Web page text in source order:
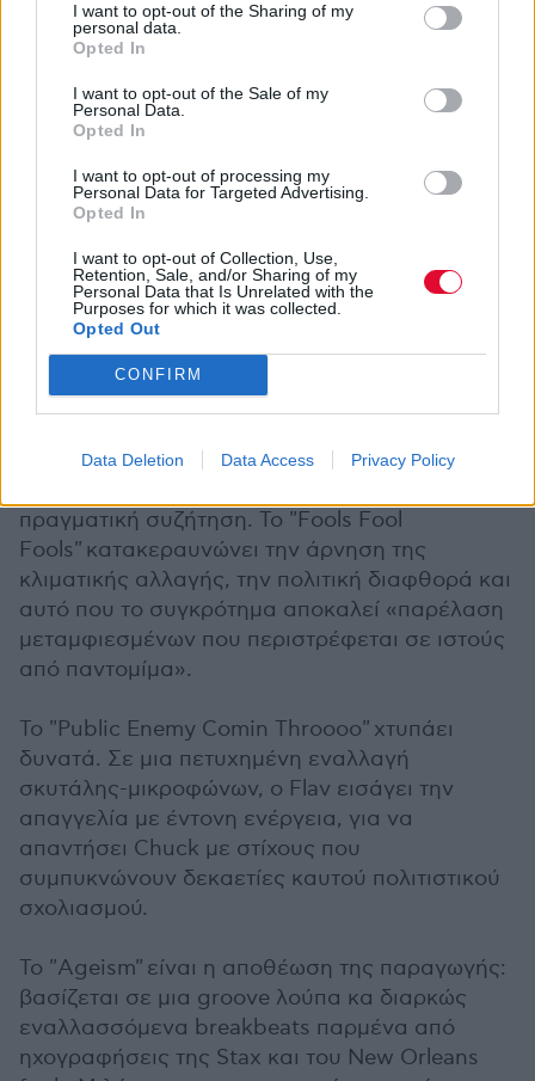
I want to opt-out of the Sharing of my
personal data.
Opted In
I want to opt-out of the Sale of my
Personal Data.
Opted In
I want to opt-out of processing my
Personal Data for Targeted Advertising.
Opted In
I want to opt-out of Collection, Use,
Retention, Sale, and/or Sharing of my
Personal Data that Is Unrelated with the
Purposes for which it was collected.
Opted Out
CONFIRM
Data Deletion Data Access Privacy Policy
διαφορετική κατεύθυνση: πιο αργό τέμπο, soul
samples δουλεμένα στο παρασκήνιο και μια
Το "Messy Hens" χαρίζει στον Flav το πρώτο του
χλευασμός και ενέργεια, δομημένο γύρω από
έναν αραιό ρυθμό με πολύ χώρο ανάμεσα στα
χτυπήματα και τα snares. Η ροή του είναι
χαλαρή και ακανόνιστη, στηριζόμενος
περισσότερο στον ρυθμό παρά στην
ομοιοκαταληξία. Το "Fools Fools Fools (Dirty
Drums Mixx)" ζωηρεύει με τα ζωντανά ντραμς
τουTré Coolτων Green Day. Ο Chuck ραπάρει
στα ψεύτικα προφίλ και τα fake news που
πραγματική συζήτηση. Το "Fools Fool
Fools" κατακεραυνώνει την άρνηση της
κλιματικής αλλαγής, την πολιτική διαφθορά και
αυτό που το συγκρότημα αποκαλεί «παρέλαση
μεταμφιεσμένων που περιστρέφεται σε ιστούς
από παντομίμα».
Το "Public Enemy Comin Throooo" χτυπάει
δυνατά. Σε μια πετυχημένη εναλλαγή
σκυτάλης-μικροφώνων, ο Flav εισάγει την
απαγγελία με έντονη ενέργεια, για να
απαντήσει Chuck με στίχους που
συμπυκνώνουν δεκαετίες καυτού πολιτιστικού
σχολιασμού.
Το "Ageism" είναι η αποθέωση της παραγωγής:
βασίζεται σε μια groove λούπα κα διαρκώς
εναλλασσόμενα breakbeats παρμένα από
ηχογραφήσεις της Stax και του New Orleans